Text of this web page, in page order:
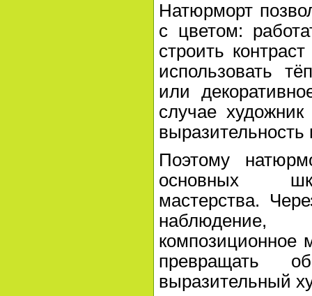
Натюрморт
с цветом:
строить
использовать
или
случае художник
Поэтому
основных
мастерства.
композиционное
превращать
выразительный